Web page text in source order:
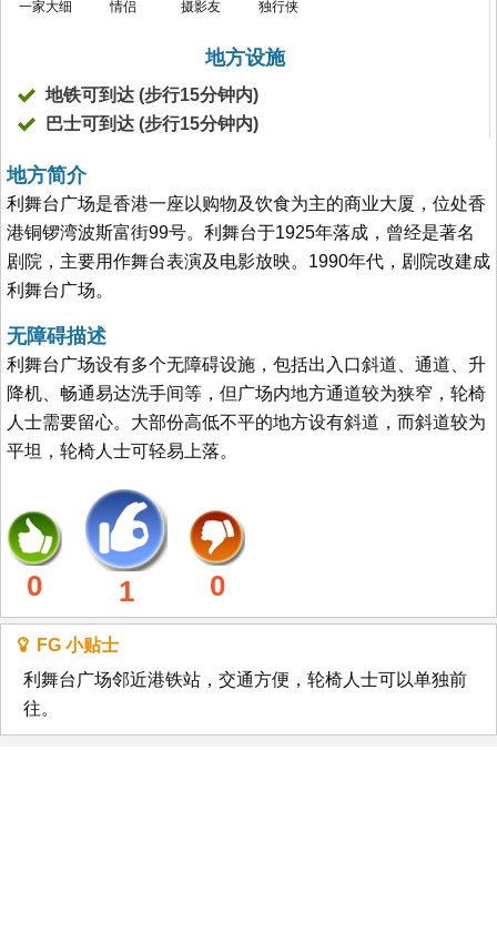
一家大细 情侣 摄影友 独行侠
地方设施
地铁可到达 (步行15分钟内)
巴士可到达 (步行15分钟内)
地方简介
利舞台广场是香港一座以购物及饮食为主的商业大厦，位处香
港铜锣湾波斯富街99号。利舞台于1925年落成，曾经是著名
剧院，主要用作舞台表演及电影放映。1990年代，剧院改建成
利舞台广场。
无障碍描述
利舞台广场设有多个无障碍设施，包括出入口斜道、通道、升
降机、畅通易达洗手间等，但广场内地方通道较为狭窄，轮椅
人士需要留心。大部份高低不平的地方设有斜道，而斜道较为
平坦，轮椅人士可轻易上落。
0 1 0
FG 小贴士
利舞台广场邻近港铁站，交通方便，轮椅人士可以单独前
往。